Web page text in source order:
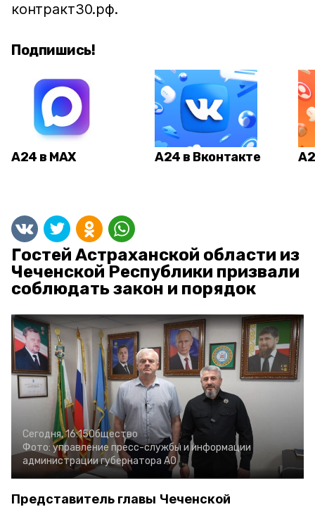
контракт30.рф.
Подпишись!
А24 в MAX А24 в Вконтакте
Гостей Астраханской области из
Чеченской Республики призвали
соблюдать закон и порядок
Сегодня, 16:15Общество
Фото: управление пресс-службы и информации
администрации губернатора АО
Представитель главы Чеченской